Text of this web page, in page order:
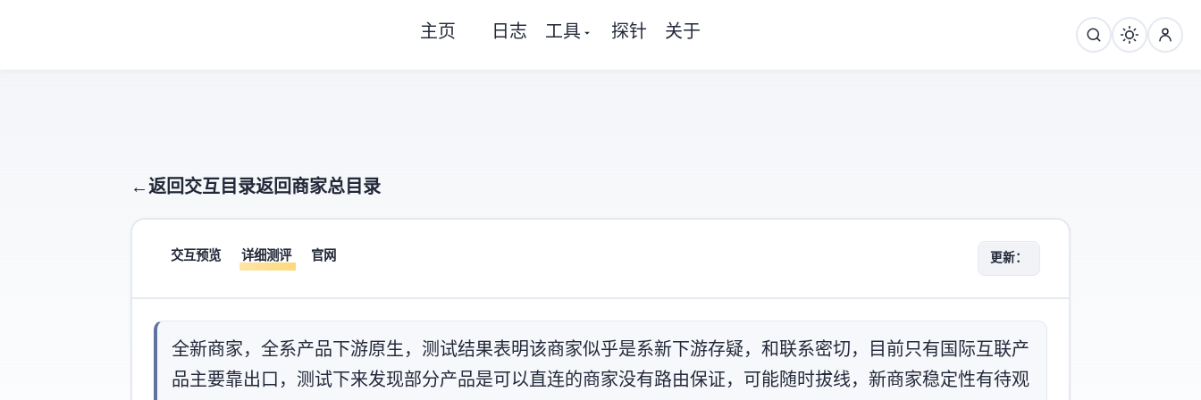
主页 日志 工具 探针 关于
← 返回交互目录返回商家总目录
交互预览 详细测评 官网 更新：2026-07-11
全新商家100TB，全系产品Sakura下游+原生IP，测试结果表明该商家似乎是Y系新下游(存疑)，和ISIF/Fxtransit联系密切，目前只有国际互联产
品(主要靠Zenlayer出口)，测试下来发现部分产品是可以直连的(商家没有路由保证，可能随时拔线)，新商家稳定性有待观